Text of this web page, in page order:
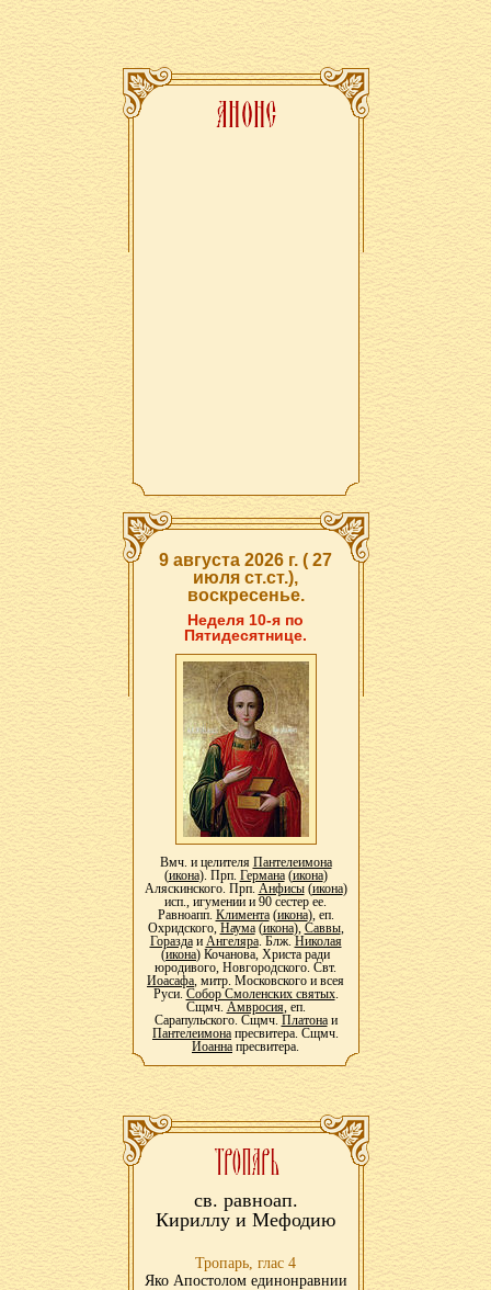
9 августа 2026 г. ( 27
июля ст.ст.),
воскресенье.
Неделя 10-я по
Пятидесятнице.
Вмч. и целителя Пантелеимона
(икона). Прп. Германа(икона)
Аляскинского. Прп. Анфисы(икона)
исп., игумении и 90 сестер ее.
Равноапп. Климента(икона), еп.
Охридского, Наума(икона), Саввы,
Гораздаи Ангеляра. Блж.Николая
(икона) Кочанова, Христа ради
юродивого, Новгородского. Свт.
Иоасафа , митр. Московского и всея
Руси.Собор Смоленских святых.
Сщмч. Амвросия, еп.
Сарапульского. Сщмч. Платонаи
Пантелеимона пресвитера. Сщмч.
Иоанна пресвитера.
св. равноап.
Кириллу и Мефодию
Тропарь, глас 4
Яко Апостолом единонравнии